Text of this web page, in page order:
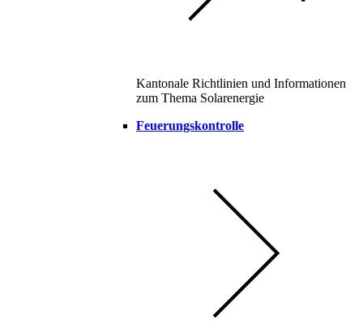
Kantonale Richtlinien und Informationen
zum Thema Solarenergie
Feuerungskontrolle